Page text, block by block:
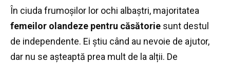
În ciuda frumoșilor lor ochi albaștri, majoritatea
femeilor olandeze pentru căsătorie sunt destul
de independente. Ei știu când au nevoie de ajutor,
dar nu se așteaptă prea mult de la alții. De